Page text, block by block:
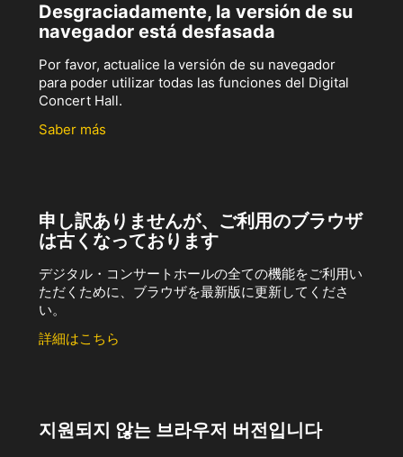
Desgraciadamente, la versión de su
navegador está desfasada
Por favor, actualice la versión de su navegador
para poder utilizar todas las funciones del Digital
Concert Hall.
Saber más
申し訳ありませんが、ご利用のブラウザ
は古くなっております
デジタル・コンサートホールの全ての機能をご利用い
ただくために、ブラウザを最新版に更新してくださ
い。
詳細はこちら
지원되지 않는 브라우저 버전입니다